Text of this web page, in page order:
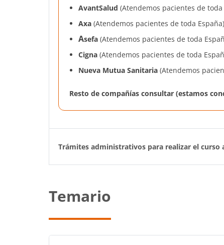
AvantSalud (Atendemos pacientes de toda
Axa (Atendemos pacientes de toda España)
Asefa(Atendemos pacientes de toda
Cigna(Atendemos pacientes de toda
Nueva Mutua Sanitaria(Atendemos
Resto de compañías consultar (estamos
Trámites administrativos para realizar el curso
Temario